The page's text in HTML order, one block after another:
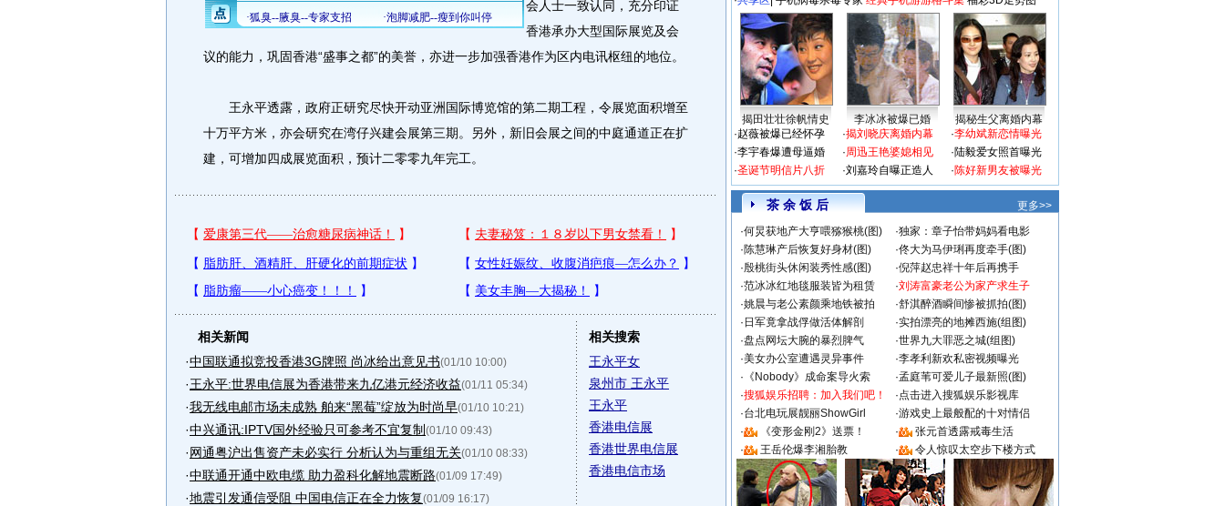
会人士一致认同，充分印证
香港承办大型国际展览及会
议的能力，巩固香港“盛事之都”的美誉，亦进一步加强香港作为区内电讯枢纽的地位。
王永平透露，政府正研究尽快开动亚洲国际博览馆的第二期工程，令展览面积增至
十万平方米，亦会研究在湾仔兴建会展第三期。另外，新旧会展之间的中庭通道正在扩
建，可增加四成展览面积，预计二零零九年完工。
相关新闻
·中国联通拟竞投香港3G牌照 尚冰给出意见书(01/10 10:00)
·王永平:世界电信展为香港带来九亿港元经济收益(01/11 05:34)
·我无线电邮市场未成熟 舶来“黑莓”绽放为时尚早(01/10 10:21)
·中兴通讯:IPTV国外经验只可参考不宜复制 (01/10 09:43)
·网通粤沪出售资产未必实行 分析认为与重组无关(01/10 08:33)
·中联通开通中欧电缆 助力盈科化解地震断路(01/09 17:49)
·地震引发通信受阻 中国电信正在全力恢复(01/09 16:17)
相关搜索
王永平女
泉州市 王永平
王永平
香港电信展
香港世界电信展
香港电信市场
揭田壮壮徐帆情史 李冰冰被爆已婚
揭秘生父离婚内幕
·赵薇被爆已经怀孕
·李宇春爆遭母逼婚
·圣诞节明信片八折
·揭刘晓庆离婚内幕
·周迅王艳婆媳相见
·刘嘉玲自曝正造人
·李幼斌新恋情曝光
·陆毅爱女照首曝光
·陈好新男友被曝光
茶 余 饭 后
更多>>
·何炅获地产大亨喂猕猴桃(图) ·独家：章子怡带妈妈看电影
·陈慧琳产后恢复好身材(图) ·佟大为马伊琍再度牵手(图)
·殷桃街头休闲装秀性感(图) ·倪萍赵忠祥十年后再携手
·范冰冰红地毯服装皆为租赁 ·刘涛富豪老公为家产求生子
·姚晨与老公素颜乘地铁被拍 ·舒淇醉酒瞬间惨被抓拍(图)
· 日军竟拿战俘做活体解剖 ·实拍漂亮的地摊西施(组图)
·盘点网坛大腕的暴烈脾气 ·世界九大罪恶之城(组图)
·美女办公室遭遇灵异事件 ·李孝利新欢私密视频曝光
· 《Nobody》成命案导火索 ·孟庭苇可爱儿子最新照(图)
·搜狐娱乐招聘：加入我们吧！ ·点击进入搜狐娱乐影视库
·台北电玩展靓丽ShowGirl ·游戏史上最般配的十对情侣
·
《变形金刚2》送票！ ·
张元首透露戒毒生活
·
王岳伦爆李湘胎教 · 令人惊叹太空步下楼方式